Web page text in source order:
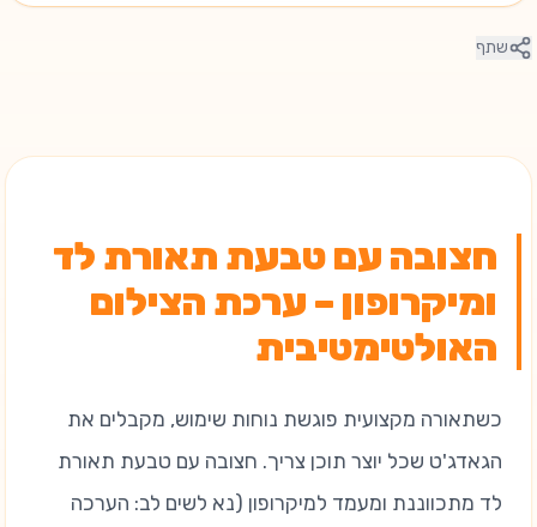
שתף
חצובה עם טבעת תאורת לד
ומיקרופון – ערכת הצילום
האולטימטיבית
כשתאורה מקצועית פוגשת נוחות שימוש, מקבלים את
הגאדג'ט שכל יוצר תוכן צריך. חצובה עם טבעת תאורת
לד מתכווננת ומעמד למיקרופון (נא לשים לב: הערכה